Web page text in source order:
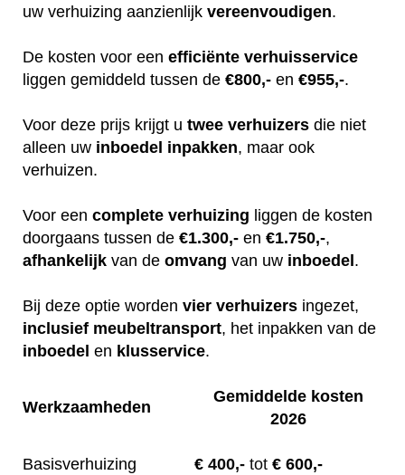
uw verhuizing aanzienlijk vereenvoudigen.
De kosten voor een efficiënte verhuisservice
liggen gemiddeld tussen de €800,- en €955,-.
Voor deze prijs krijgt u twee verhuizers die niet
alleen uw inboedel inpakken, maar ook
verhuizen.
Voor een complete verhuizing liggen de kosten
doorgaans tussen de €1.300,- en €1.750,-,
afhankelijk van de omvang van uw inboedel .
Bij deze optie worden vier verhuizers ingezet,
inclusief meubeltransport, het inpakken van de
inboedel en klusservice.
Werkzaamheden
Gemiddelde kosten
2026
Basisverhuizing € 400,- tot € 600,-